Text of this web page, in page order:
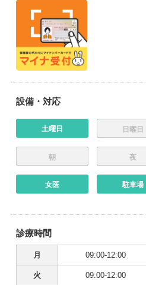
設備・対応
土曜日 日曜日
朝 夜
女医 駐車場
診療時間
月 09:00-12:00
火 09:00-12:00